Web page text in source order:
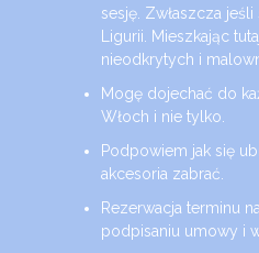
sesję. Zwłaszcza
Ligurii . Mieszkając
nieodkrytych i
Mogę dojechać do
Włoch i nie tylko.
Podpowiem jak się
akcesoria zabrać.
Rezerwacja terminu
podpisaniu umowy i